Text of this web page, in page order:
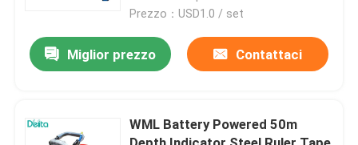
Apparecchiature per la prova dell'olio
Prezzo：USD1.0 / set
Miglior prezzo Contattaci
WML Battery Powered 50m